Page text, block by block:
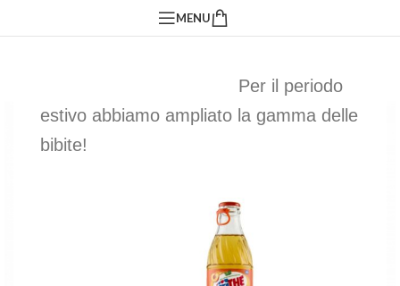
Per il periodo
estivo abbiamo ampliato la gamma delle
bibite!
MENU